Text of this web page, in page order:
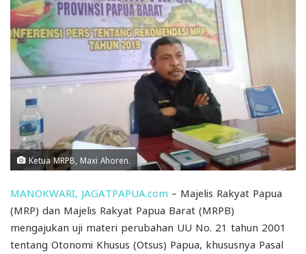
Ketua MRPB, Maxi Ahoren.
MANOKWARI, JAGATPAPUA.com – Majelis Rakyat Papua
(MRP) dan Majelis Rakyat Papua Barat (MRPB)
mengajukan uji materi perubahan UU No. 21 tahun 2001
tentang Otonomi Khusus (Otsus) Papua, khususnya Pasal